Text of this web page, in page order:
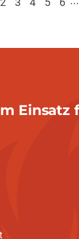
Einsatz